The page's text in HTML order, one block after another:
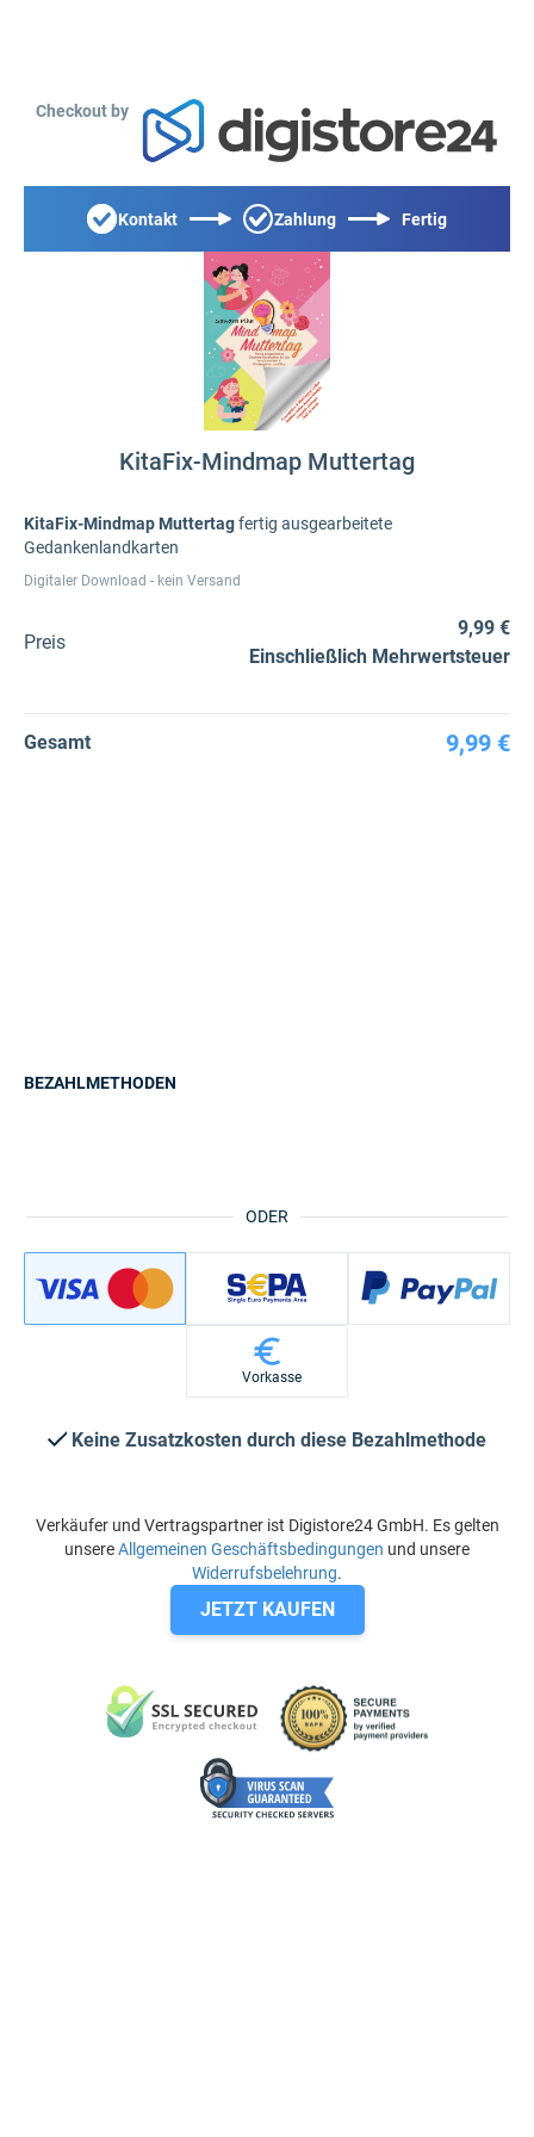
Checkout by
Kontakt Zahlung Fertig
KitaFix-Mindmap Muttertag
KitaFix-Mindmap Muttertagfertig ausgearbeitete
Gedankenlandkarten
Digitaler Download - kein Versand
Preis
9,99 €
Einschließlich Mehrwertsteuer
Gesamt 9,99 €
ODER
BEZAHLMETHODEN
Vorkasse
Keine Zusatzkosten durch diese Bezahlmethode
Verkäufer und Vertragspartner ist Digistore24 GmbH. Es gelten
unsereAllgemeinen Geschäftsbedingungen und unsere
Widerrufsbelehrung.
JETZT KAUFEN